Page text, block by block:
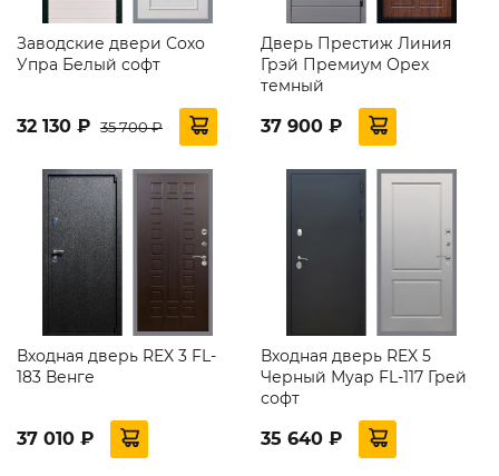
Заводские двери Сохо
Упра Белый софт
32 130 ₽ 35 700 ₽
Дверь Престиж Линия
Грэй Премиум Орех
темный
37 900 ₽
Входная дверь REX 3 FL-
183 Венге
37 010 ₽
Входная дверь REX 5
Черный Муар FL-117 Грей
софт
35 640 ₽